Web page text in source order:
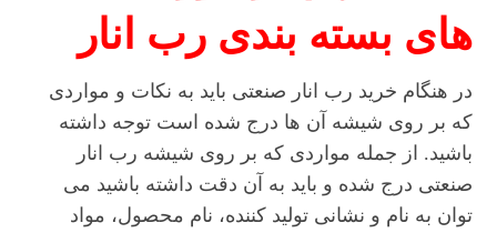
های بسته بندی رب انار
در هنگام خرید رب انار صنعتی باید به نکات و مواردی
که بر روی شیشه آن ها درج شده است توجه داشته
باشید. از جمله مواردی که بر روی شیشه رب انار
صنعتی درج شده و باید به آن دقت داشته باشید می
توان به نام و نشانی تولید کننده، نام محصول، مواد